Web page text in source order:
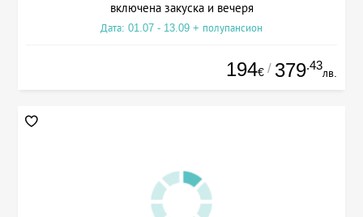
включена закуска и вечеря
Дата: 01.07 - 13.09 + полупансион
194€ / 379.43
лв.